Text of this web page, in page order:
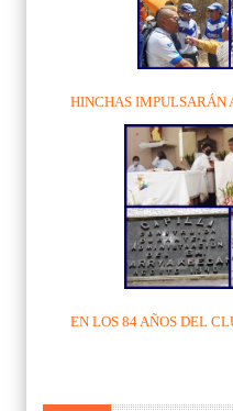
HINCHAS IMPULSARÁN
EN LOS 84 AÑOS DEL